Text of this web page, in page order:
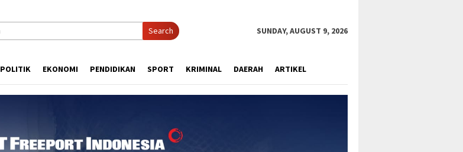
Search SUNDAY, AUGUST 9, 2026
POLITIK EKONOMI PENDIDIKAN SPORT KRIMINAL DAERAH ARTIKEL